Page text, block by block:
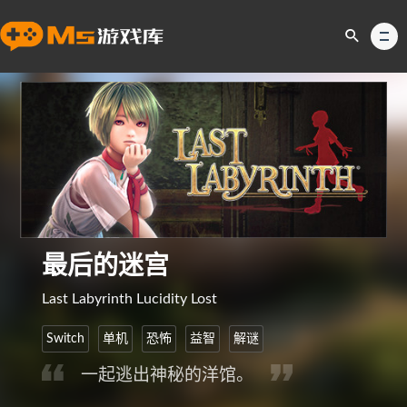
最后的迷宫
Last Labyrinth Lucidity Lost
Switch 单机 恐怖 益智 解谜
一起逃出神秘的洋馆。